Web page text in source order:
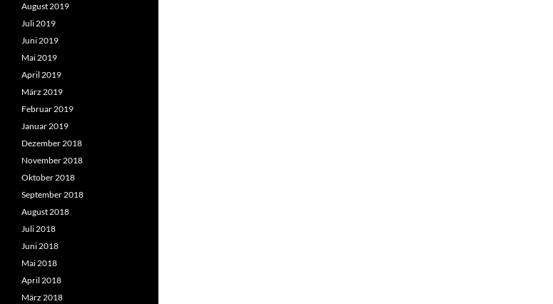
August 2019
Juli 2019
Juni 2019
Mai 2019
April 2019
März 2019
Februar 2019
Januar 2019
Dezember 2018
November 2018
Oktober 2018
September 2018
August 2018
Juli 2018
Juni 2018
Mai 2018
April 2018
März 2018